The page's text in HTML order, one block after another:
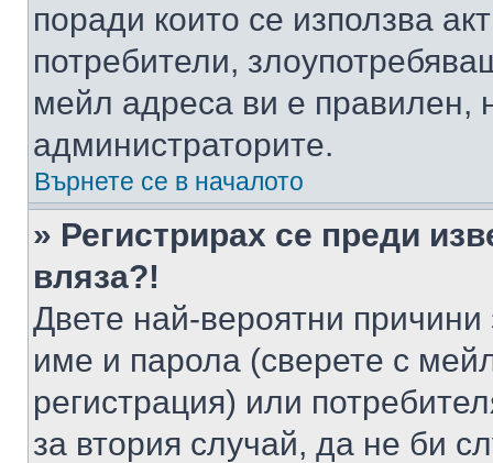
поради които се използва
потребители,
мейл адреса ви е правилен,
администраторите.
Върнете се в началото
» Регистрирах се преди
вляза?!
Двете най-вероятни
име и парола (сверете с
регистрация) или
за втория случай, да не би